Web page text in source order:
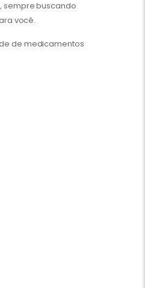
sempre buscando
você.
de medicamentos